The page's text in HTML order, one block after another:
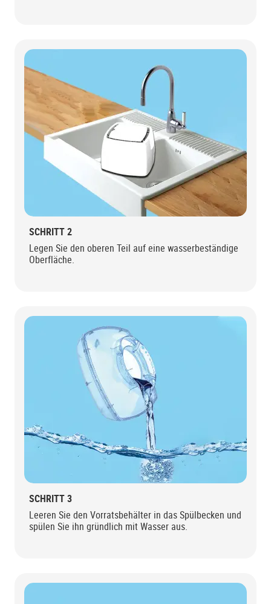
SCHRITT 2
Legen Sie den oberen Teil auf eine wasserbeständige
Oberfläche.
SCHRITT 3
Leeren Sie den Vorratsbehälter in das Spülbecken und
spülen Sie ihn gründlich mit Wasser aus.